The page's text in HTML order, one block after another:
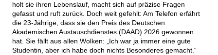
holt sie ihren Lebenslauf, macht sich auf präzise Fragen
gefasst und ruft zurück. Doch weit gefehlt: Am Telefon erfährt
die 23-Jährige, dass sie den Preis des Deutschen
Akademischen Austauschdienstes (DAAD) 2026 gewonnen
hat. Sie fällt aus allen Wolken: „Ich war ja immer eine gute
Studentin, aber ich habe doch nichts Besonderes gemacht.“